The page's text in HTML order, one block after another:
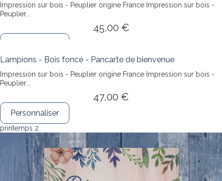
Impression sur bois - Peuplier origine France Impression sur bois -
Peuplier...
45,00 €
Lampions - Bois foncé - Pancarte de bienvenue
Impression sur bois - Peuplier origine France Impression sur bois -
Peuplier...
47,00 €
Personnaliser